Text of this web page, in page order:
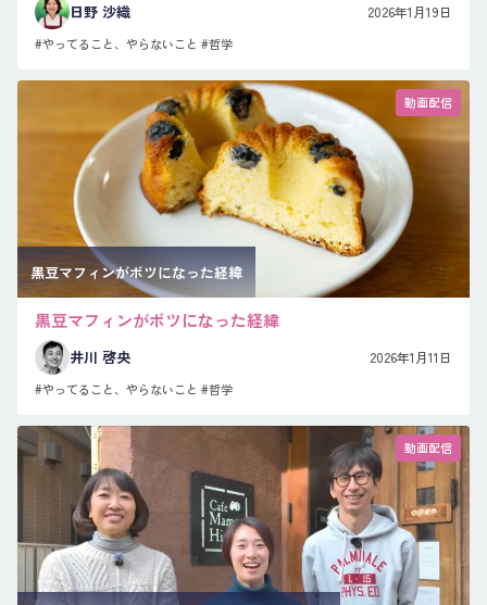
日野 沙織 2026年1月19日
#やってること、やらないこと #哲学
動画配信
黒豆マフィンがボツになった経緯
黒豆マフィンがボツになった経緯
井川 啓央 2026年1月11日
#やってること、やらないこと #哲学
動画配信